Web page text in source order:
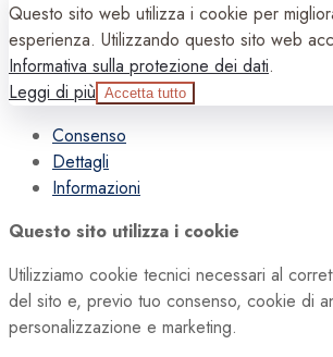
Questo sito web utilizza i cookie per
esperienza. Utilizzando questo sito web
Informativa sulla protezione dei dati.
Leggi di più Accetta tutto
Consenso
Dettagli
Informazioni
Questo sito utilizza i cookie
Utilizziamo cookie tecnici necessari al
del sito e, previo tuo consenso, cookie di
personalizzazione e marketing.